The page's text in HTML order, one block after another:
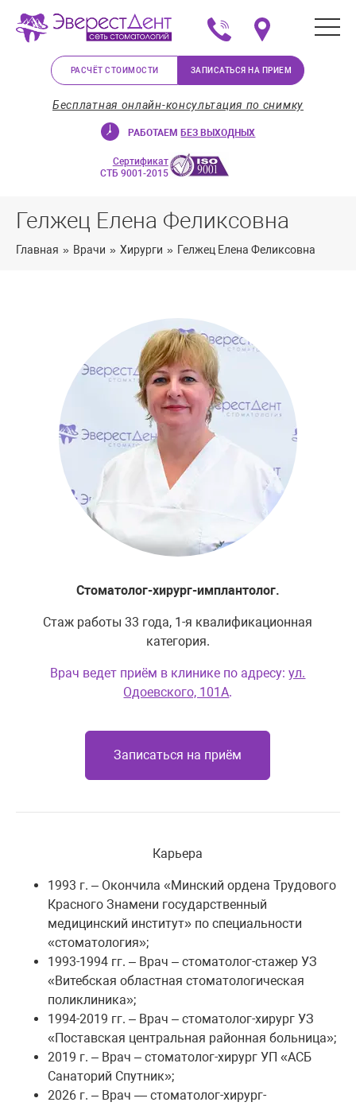
+375 (29) 623-72-37
Мы на карте в
РАСЧЁТ СТОИМОСТИ ЗАПИСАТЬСЯ НА ПРИЕМ
Бесплатная онлайн-консультация по снимку
Сертификат
СТБ 9001-2015
РАБОТАЕМБЕЗ ВЫХОДНЫХ
Гелжец Елена Феликсовна
Главная » Врачи » Хирурги » Гелжец Елена Феликсовна
Стоматолог-хирург-имплантолог.
Стаж работы 33 года, 1-я квалификационная
категория.
Врач ведет приём в клинике по адресу:ул.
Одоевского, 101А.
Записаться на приём
Карьера
1993 г. – Окончила «Минский ордена Трудового
Красного Знамени государственный
медицинский институт» по специальности
«стоматология»;
1993-1994 гг. – Врач – стоматолог-стажер УЗ
«Витебская областная стоматологическая
поликлиника»;
1994-2019 гг. – Врач – стоматолог-хирург УЗ
«Поставская центральная районная больница»;
2019 г. – Врач – стоматолог-хирург УП «АСБ
Санаторий Спутник»;
2026 г. – Врач — стоматолог-хирург-